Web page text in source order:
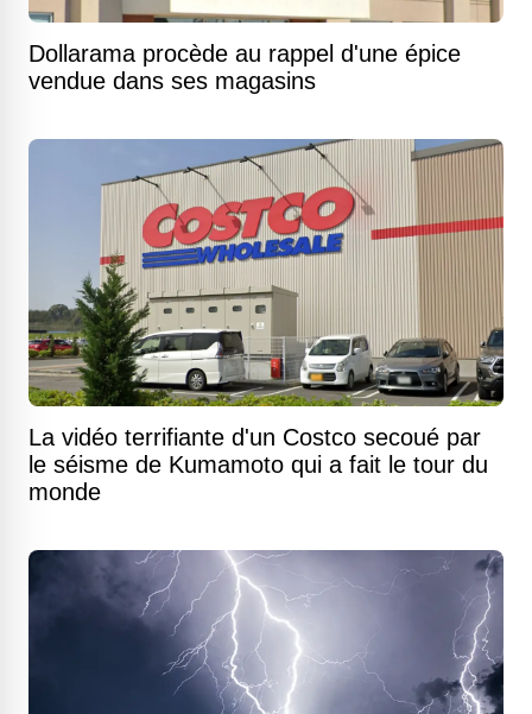
Dollarama procède au rappel d'une épice
vendue dans ses magasins
La vidéo terrifiante d'un Costco secoué par
le séisme de Kumamoto qui a fait le tour du
monde